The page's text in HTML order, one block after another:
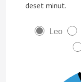
deset minut.
Leo